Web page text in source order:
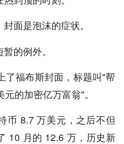
面是泡沫的症状。
的例外。
了福布斯封面，标题叫"帮
的加密亿万富翁"。
币 8.7 万美元，之后不但
10 月的 12.6 万，历史新